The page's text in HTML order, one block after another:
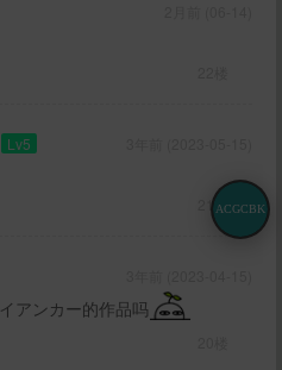
Lv5
21楼
アンカー的作品吗
ACGCBK